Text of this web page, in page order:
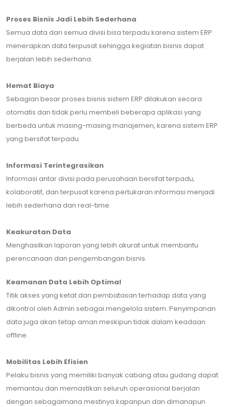
Proses Bisnis Jadi Lebih Sederhana
Semua data dari semua divisi bisa terpadu karena sistem ERP
menerapkan data terpusat sehingga kegiatan bisnis dapat
berjalan lebih sederhana.
Hemat Biaya
Sebagian besar proses bisnis sistem ERP dilakukan secara
otomatis dan tidak perlu membeli beberapa aplikasi yang
berbeda untuk masing-masing manajemen, karena sistem ERP
yang bersifat terpadu.
Informasi Terintegrasikan
Informasi antar divisi pada perusahaan bersifat terpadu,
kolaboratif, dan terpusat karena pertukaran informasi menjadi
lebih sederhana dan real-time.
Keakuratan Data
Menghasilkan laporan yang lebih akurat untuk membantu
perencanaan dan pengembangan bisnis.
Keamanan Data Lebih Optimal
Titik akses yang ketat dan pembatasan terhadap data yang
dikontrol oleh Admin sebagai mengelola sistem. Penyimpanan
data juga akan tetap aman meskipun tidak dalam keadaan
offline.
Mobilitas Lebih Efisien
Pelaku bisnis yang memiliki banyak cabang atau gudang dapat
memantau dan memastikan seluruh operasional berjalan
dengan sebagaimana mestinya kapanpun dan dimanapun